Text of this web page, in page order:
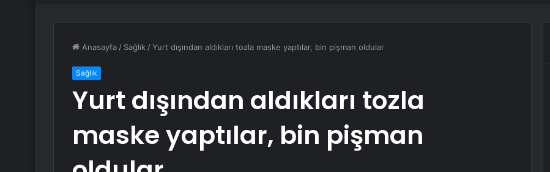
Anasayfa / Sağlık /Yurt dışından aldıkları tozla maske yaptılar, bin pişman oldular
Sağlık
Yurt dışından aldıkları tozla
maske yaptılar, bin pişman